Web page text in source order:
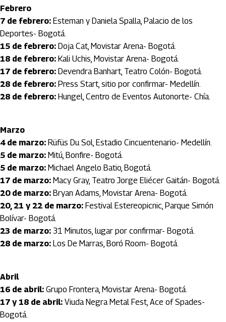
Febrero
7 de febrero: Esteman y Daniela Spalla, Palacio de los
Deportes- Bogotá.
15 de febrero: Doja Cat, Movistar Arena- Bogotá.
18 de febrero: Kali Uchis, Movistar Arena- Bogotá.
17 de febrero: Devendra Banhart, Teatro Colón- Bogotá.
28 de febrero: Press Start, sitio por confirmar- Medellín.
28 de febrero: Hungel, Centro de Eventos Autonorte- Chía.
Marzo
4 de marzo: Rüfüs Du Sol, Estadio Cincuentenario- Medellín.
5 de marzo: Mitú, Bonfire- Bogotá.
5 de marzo: Michael Angelo Batio, Bogotá.
17 de marzo: Macy Gray, Teatro Jorge Eliécer Gaitán- Bogotá.
20 de marzo: Bryan Adams, Movistar Arena- Bogotá.
20, 21 y 22 de marzo: Festival Estereopicnic, Parque Simón
Bolívar- Bogotá.
23 de marzo: 31 Minutos, lugar por confirmar- Bogotá.
28 de marzo: Los De Marras, Boró Room- Bogotá.
Abril
16 de abril: Grupo Frontera, Movistar Arena- Bogotá.
17 y 18 de abril: Viuda Negra Metal Fest, Ace of Spades-
Bogotá.